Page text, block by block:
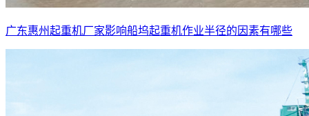
广东惠州起重机厂家影响船坞起重机作业半径的因素有哪些